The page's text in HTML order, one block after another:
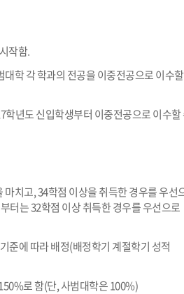
작함.
대학 각 학과의 전공을 이중전공으로 이수
학년도 신입학생부터 이중전공으로 이수할
마치고, 34학점 이상을 취득한 경우를 우선
터는 32학점 이상 취득한 경우를 우선으로
준에 따라 배정(배정학기 계절학기 성적
로 함(단, 사범대학은 100%)